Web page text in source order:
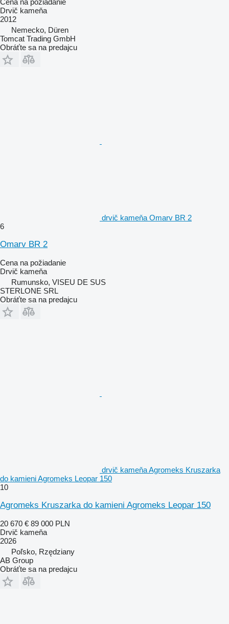
Cena na požiadanie
Drvič kameňa
2012
Nemecko, Düren
Tomcat Trading GmbH
Obráťte sa na predajcu
drvič kameňa Omarv BR 2
6
Omarv BR 2
Cena na požiadanie
Drvič kameňa
Rumunsko, VISEU DE SUS
STERLONE SRL
Obráťte sa na predajcu
drvič kameňa Agromeks Kruszarka
do kamieni Agromeks Leopar 150
10
Agromeks Kruszarka do kamieni Agromeks Leopar 150
20 670 € 89 000 PLN
Drvič kameňa
2026
Poľsko, Rzędziany
AB Group
Obráťte sa na predajcu